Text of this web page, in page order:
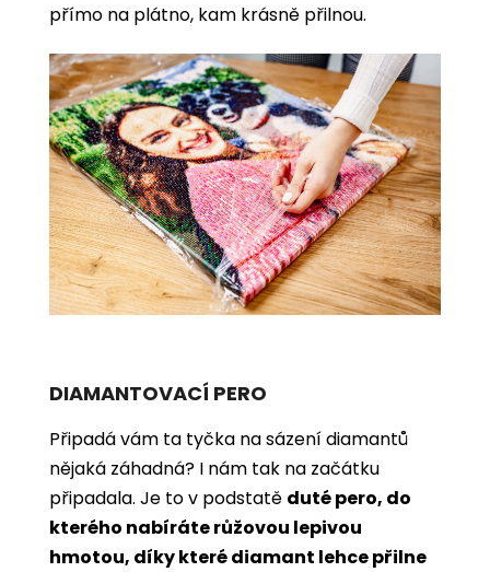
přímo na plátno, kam krásně přilnou.
DIAMANTOVACÍ PERO
Připadá vám ta tyčka na sázení diamantů
nějaká záhadná? I nám tak na začátku
připadala. Je to v podstatě duté pero, do
kterého nabíráte růžovou lepivou
hmotou, díky které diamant lehce přilne